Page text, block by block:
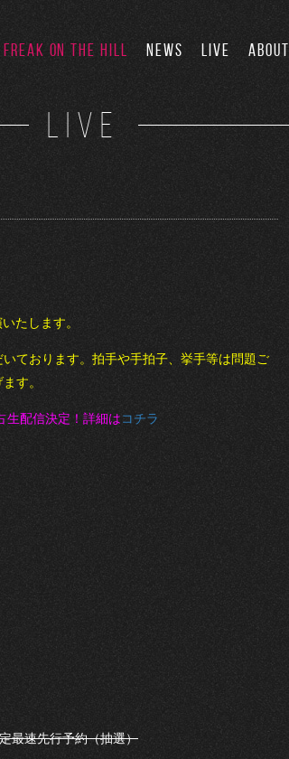
FREAK ON THE HILL NEWS LIVE ABOUT
LIVE
たします。
ております。拍手や手拍子、挙手等は問題ご
す。
生配信決定！詳細はコチラ
最速先行予約（抽選）